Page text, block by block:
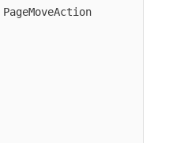
PageMoveAction